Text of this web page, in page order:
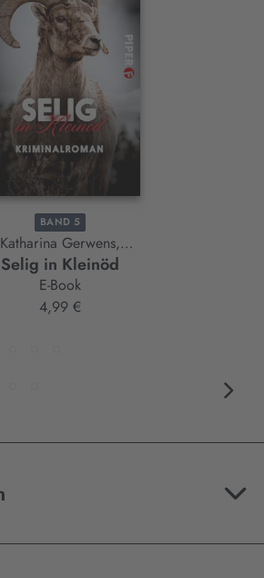
BAND 5
Katharina Gerwens,
Herbert Schröger
Selig in Kleinöd
E-Book
4,99 €